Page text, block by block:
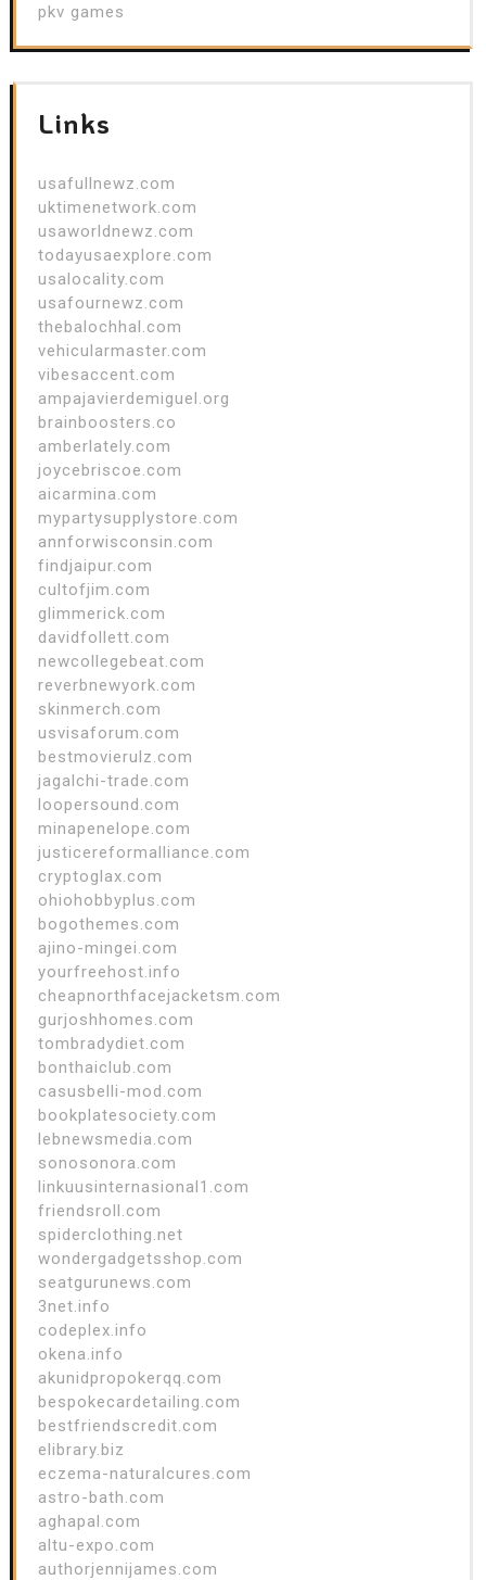
pkv games
Links
usafullnewz.com
uktimenetwork.com
usaworldnewz.com
todayusaexplore.com
usalocality.com
usafournewz.com
thebalochhal.com
vehicularmaster.com
vibesaccent.com
ampajavierdemiguel.org
brainboosters.co
amberlately.com
joycebriscoe.com
aicarmina.com
mypartysupplystore.com
annforwisconsin.com
findjaipur.com
cultofjim.com
glimmerick.com
davidfollett.com
newcollegebeat.com
reverbnewyork.com
skinmerch.com
usvisaforum.com
bestmovierulz.com
jagalchi-trade.com
loopersound.com
minapenelope.com
justicereformalliance.com
cryptoglax.com
ohiohobbyplus.com
bogothemes.com
ajino-mingei.com
yourfreehost.info
cheapnorthfacejacketsm.com
gurjoshhomes.com
tombradydiet.com
bonthaiclub.com
casusbelli-mod.com
bookplatesociety.com
lebnewsmedia.com
sonosonora.com
linkuusinternasional1.com
friendsroll.com
spiderclothing.net
wondergadgetsshop.com
seatgurunews.com
3net.info
codeplex.info
okena.info
akunidpropokerqq.com
bespokecardetailing.com
bestfriendscredit.com
elibrary.biz
eczema-naturalcures.com
astro-bath.com
aghapal.com
altu-expo.com
authorjennijames.com